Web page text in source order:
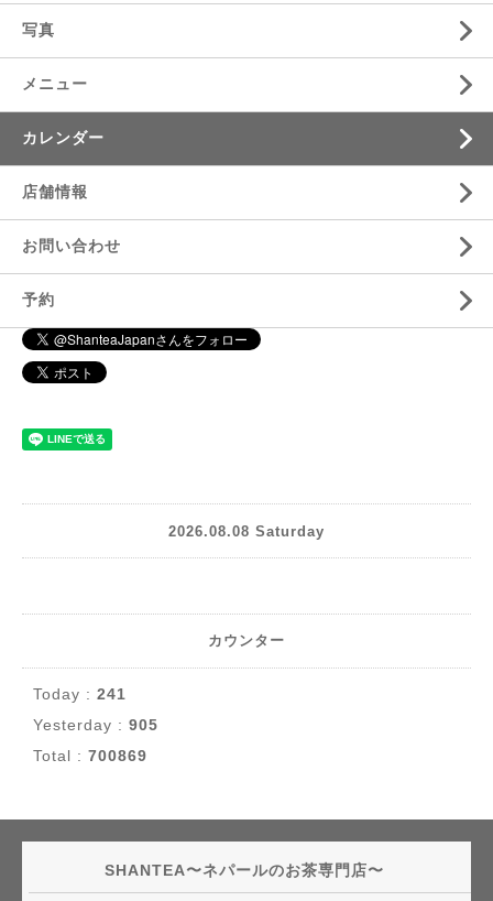
写真
メニュー
カレンダー
店舗情報
お問い合わせ
予約
2026.08.08 Saturday
カウンター
Today : 241
Yesterday : 905
Total : 700869
SHANTEA〜ネパールのお茶専門店〜